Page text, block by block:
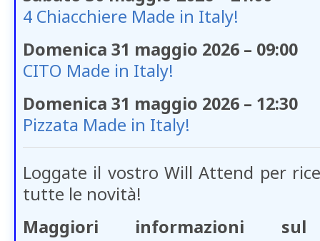
4 Chiacchiere Made in Italy!
Domenica 31 maggio 2026 – 09:00
CITO Made in Italy!
Domenica 31 maggio 2026 – 12:30
Pizzata Made in Italy!
Loggate il vostro Will Attend per
tutte le novità!
Maggiori informazioni